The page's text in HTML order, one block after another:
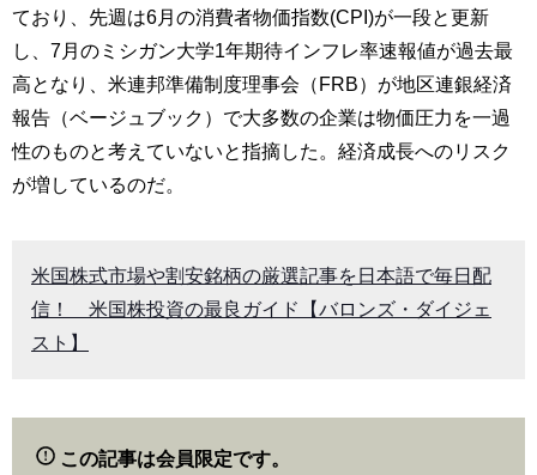
ており、先週は6月の消費者物価指数(CPI)が一段と更新
し、7月のミシガン大学1年期待インフレ率速報値が過去最
高となり、米連邦準備制度理事会（FRB）が地区連銀経済
報告（ベージュブック）で大多数の企業は物価圧力を一過
性のものと考えていないと指摘した。経済成長へのリスク
が増しているのだ。
米国株式市場や割安銘柄の厳選記事を日本語で毎日配
信！ 米国株投資の最良ガイド【バロンズ・ダイジェ
スト】
この記事は会員限定です。